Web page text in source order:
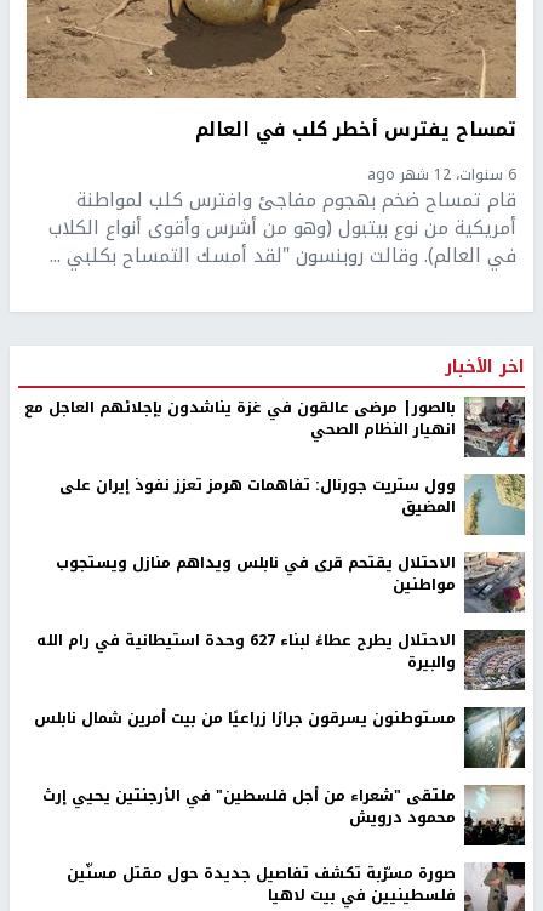
تمساح يفترس أخطر كلب في العالم
6 سنوات، 12 شهر ago
قام تمساح ضخم بهجوم مفاجئ وافترس كلب لمواطنة
أمريكية من نوع بيتبول (وهو من أشرس وأقوى أنواع الكلاب
في العالم). وقالت روبنسون "لقد أمسك التمساح بكلبي ...
اخر الأخبار
بالصور| مرضى عالقون في غزة يناشدون بإجلائهم العاجل مع
انهيار النظام الصحي
وول ستريت جورنال: تفاهمات هرمز تعزز نفوذ إيران على
المضيق
الاحتلال يقتحم قرى في نابلس ويداهم منازل ويستجوب
مواطنين
الاحتلال يطرح عطاءً لبناء 627 وحدة استيطانية في رام الله
والبيرة
مستوطنون يسرقون جرارًا زراعيًا من بيت أمرين شمال نابلس
ملتقى "شعراء من أجل فلسطين" في الأرجنتين يحيي إرث
محمود درويش
صورة مسرّبة تكشف تفاصيل جديدة حول مقتل مسنّين
فلسطينيين في بيت لاهيا